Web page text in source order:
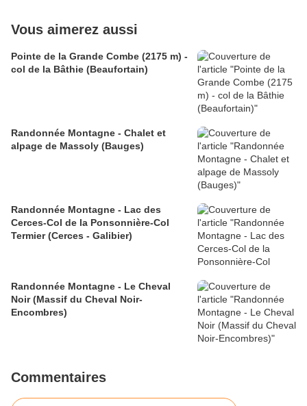
Vous aimerez aussi
Pointe de la Grande Combe (2175 m) -
col de la Bâthie (Beaufortain)
Randonnée Montagne - Chalet et
alpage de Massoly (Bauges)
Randonnée Montagne - Lac des
Cerces-Col de la Ponsonnière-Col
Termier (Cerces - Galibier)
Randonnée Montagne - Le Cheval
Noir (Massif du Cheval Noir-
Encombres)
Commentaires